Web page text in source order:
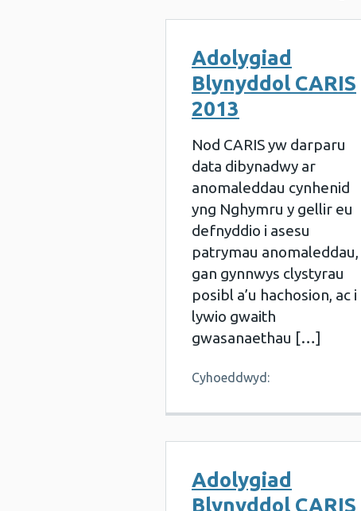
Adolygiad
Blynyddol CARIS
2013
Nod CARIS yw darparu
data dibynadwy ar
anomaleddau cynhenid
yng Nghymru y gellir eu
defnyddio i asesu
patrymau anomaleddau,
gan gynnwys clystyrau
posibl a’u hachosion, ac i
lywio gwaith
gwasanaethau […]
Cyhoeddwyd:
Adolygiad
Blynyddol CARIS